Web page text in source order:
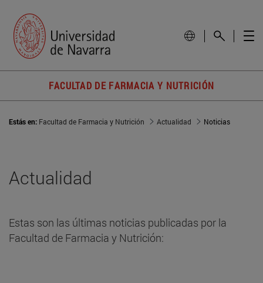
FACULTAD DE FARMACIA Y NUTRICIÓN
Estás en: Facultad de Farmacia y Nutrición Actualidad Noticias
Actualidad
Estas son las últimas noticias publicadas por la
Facultad de Farmacia y Nutrición: